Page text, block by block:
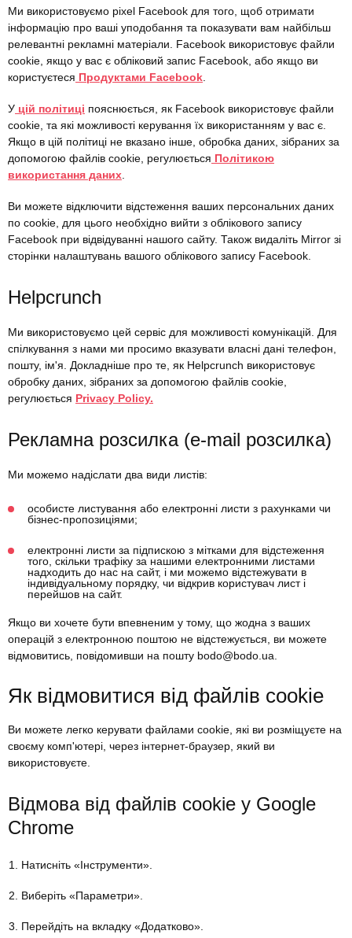
Ми використовуємо pixel Facebook для того, щоб отримати
інформацію про ваші уподобання та показувати вам найбільш
релевантні рекламні матеріали. Facebook використовує файли
cookie, якщо у вас є обліковий запис Facebook, або якщо ви
користуєтеся Продуктами Facebook
У цій політиці пояснюється, як Facebook використовує файли
cookie, та які можливості керування їх використанням у вас є.
Якщо в цій політиці не вказано інше, обробка даних, зібраних за
допомогою файлів cookie, регулюється Політикою
використання даних
Ви можете відключити відстеження ваших персональних даних
по cookie, для цього необхідно вийти з облікового запису
Facebook при відвідуванні нашого сайту. Також видаліть Mirror зі
сторінки налаштувань вашого облікового запису Facebook.
Helpcrunch
Ми використовуємо цей сервіс для можливості комунікацій. Для
спілкування з нами ми просимо вказувати власні дані телефон,
пошту, ім'я. Докладніше про те, як Helpcrunch використовує
обробку даних, зібраних за допомогою файлів cookie,
регулюється Privacy Policy.
Рекламна розсилка (e-mail розсилка)
Ми можемо надіслати два види листів:
особисте листування або електронні листи з рахунками чи
бізнес-пропозиціями;
електронні листи за підпискою з мітками для відстеження
того, скільки трафіку за нашими електронними листами
надходить до нас на сайт, і ми можемо відстежувати в
індивідуальному порядку, чи відкрив користувач лист і
перейшов на сайт.
Якщо ви хочете бути впевненим у тому, що жодна з ваших
операцій з електронною поштою не відстежується, ви можете
відмовитись, повідомивши на пошту bodo@bodo.ua.
Як відмовитися від файлів cookie
Ви можете легко керувати файлами cookie, які ви розміщуєте на
своєму комп'ютері, через інтернет-браузер, який ви
використовуєте.
Відмова від файлів cookie у Google
Chrome
Натисніть «Інструменти».
Виберіть «Параметри».
Перейдіть на вкладку «Додатково».